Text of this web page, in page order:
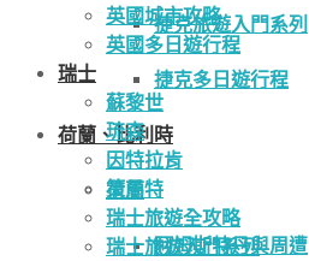
捷克旅遊入門系列
捷克多日遊行程
荷蘭、比利時
荷蘭
阿姆斯特丹與周遭
英國城市攻略
英國多日遊行程
瑞士
蘇黎世
琉森
因特拉肯
策馬特
瑞士旅遊全攻略
瑞士旅遊入門系列